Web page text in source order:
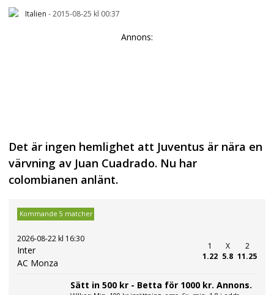
Italien -2015-08-25 kl 00:37
Annons:
Det är ingen hemlighet att Juventus är nära en
värvning av Juan Cuadrado. Nu har
colombianen anlänt.
Kommande 5 matcher
2026-08-22 kl 16:30
Inter
AC Monza
1
1.22
X
5.8
2
11.25
Sätt in 500 kr - Betta för 1000 kr. Annons.